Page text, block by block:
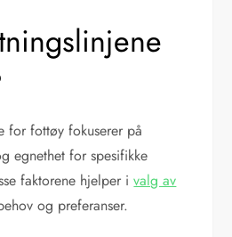
for fottøy fokuserer på
egnethet for spesifikke
faktorene hjelper ivalg av
og preferanser.